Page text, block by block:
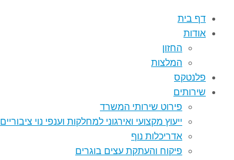
דף בית
אודות
החזון
המלצות
פלנטקס
שירותים
פירוט שירותי המשרד
ייעוץ מקצועי ואירגוני למחלקות וענפי נוי ציבוריים
אדריכלות נוף
פיקוח והעתקת עצים בוגרים